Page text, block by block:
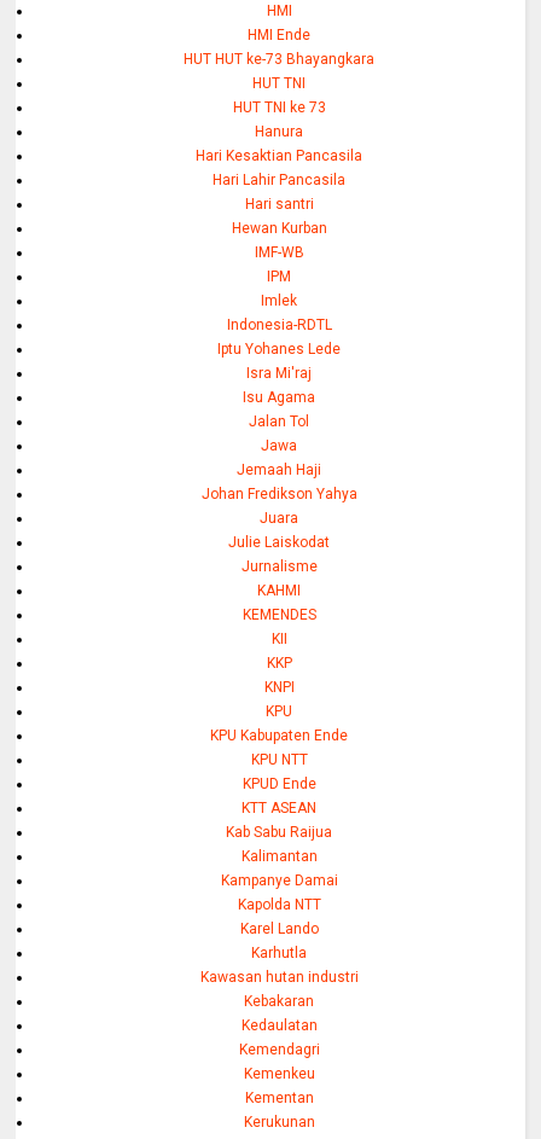
HMI
HMI Ende
HUT HUT ke-73 Bhayangkara
HUT TNI
HUT TNI ke 73
Hanura
Hari Kesaktian Pancasila
Hari Lahir Pancasila
Hari santri
Hewan Kurban
IMF-WB
IPM
Imlek
Indonesia-RDTL
Iptu Yohanes Lede
Isra Mi'raj
Isu Agama
Jalan Tol
Jawa
Jemaah Haji
Johan Fredikson Yahya
Juara
Julie Laiskodat
Jurnalisme
KAHMI
KEMENDES
KII
KKP
KNPI
KPU
KPU Kabupaten Ende
KPU NTT
KPUD Ende
KTT ASEAN
Kab Sabu Raijua
Kalimantan
Kampanye Damai
Kapolda NTT
Karel Lando
Karhutla
Kawasan hutan industri
Kebakaran
Kedaulatan
Kemendagri
Kemenkeu
Kementan
Kerukunan